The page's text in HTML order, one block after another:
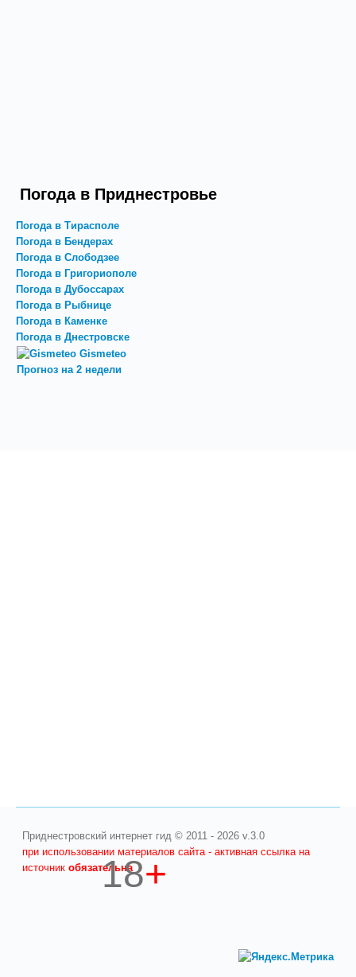
Погода в Приднестровье
Погода в Тирасполе
Погода в Бендерах
Погода в Слободзее
Погода в Григориополе
Погода в Дубоссарах
Погода в Рыбнице
Погода в Каменке
Погода в Днестровске
Gismeteo
Прогноз на 2 недели
Приднестровский интернет гид © 2011 - 2026 v.3.0
при использовании материалов сайта - активная ссылка на
источникобязательна
18+